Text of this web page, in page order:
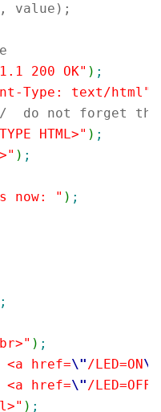
value);
200 OK" ) ;
Type: text/html"
do not forget
HTML>" ) ;
) ;
now: " ) ;
;
) ;
href=\"/LED=ON\"
href=\"/LED=OFF
) ;